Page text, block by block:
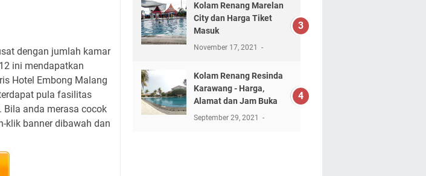
dengan jumlah kamar
ini mendapatkan
Hotel Embong Malang
pula fasilitas
Bila anda merasa cocok
klik banner dibawah dan
Kolam Renang Marelan
City dan Harga Tiket
Masuk
November 17, 2021
Kolam Renang Resinda
Karawang - Harga,
Alamat dan Jam Buka
September 29, 2021